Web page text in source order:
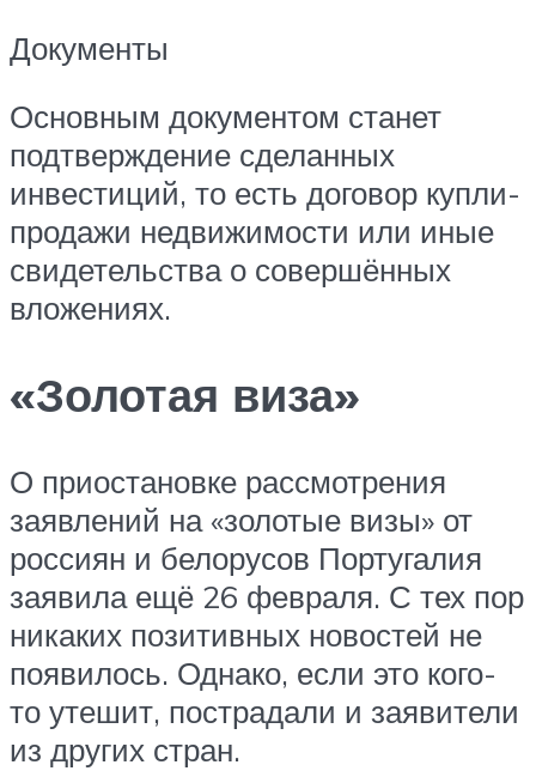
Документы
Основным документом станет
подтверждение сделанных
инвестиций, то есть договор купли-
продажи недвижимости или иные
свидетельства о совершённых
вложениях.
«Золотая виза»
О приостановке рассмотрения
заявлений на «золотые визы» от
россиян и белорусов Португалия
заявила ещё 26 февраля. С тех пор
никаких позитивных новостей не
появилось. Однако, если это кого-
то утешит, пострадали и заявители
из других стран.